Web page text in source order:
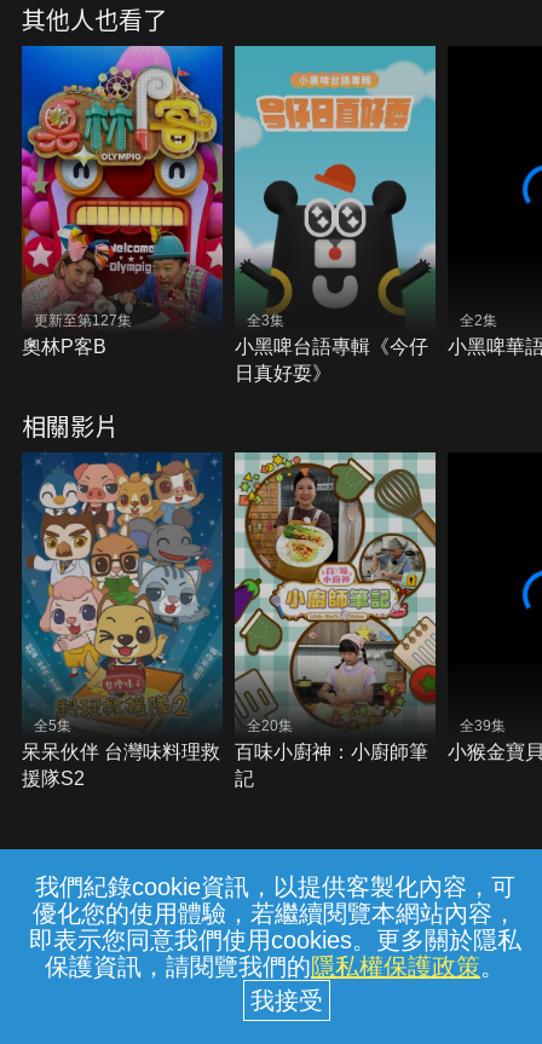
我們紀錄cookie資訊，以提供客製化內容，可
優化您的使用體驗，若繼續閱覽本網站內容，
即表示您同意我們使用cookies。更多關於隱私
保護資訊，請閱覽我們的隱私權保護政策。
其他人也看了
更新至第127集
奧林P客B
全3集
小黑啤台語專輯《今仔
日真好耍》
全2集
小黑啤華
相關影片
全5集
呆呆伙伴 台灣味料理救
援隊S2
全20集
百味小廚神：小廚師筆
記
全39集
小猴金寶
常見問題 線上客服 服務條款 隱私權保護
中華電信股份有限公司個人家庭分公司
(統一編號：96979949) © 2026
{{notifyMsg}}